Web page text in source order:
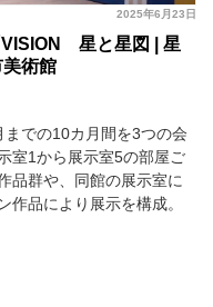
2025年6月23日
VISION 星と星図 | 星
術館
までの10カ月間を3つの会
室1から展示室5の部屋ご
品群や、同館の展示室に
作品により展示を構成。